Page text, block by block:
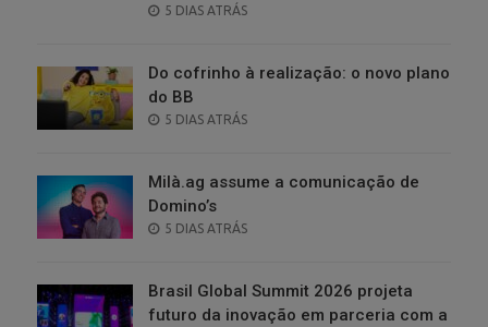
POSTED
5 DIAS ATRÁS
Do cofrinho à realização: o novo plano
do BB
POSTED
5 DIAS ATRÁS
Milà.ag assume a comunicação de
Domino’s
POSTED
5 DIAS ATRÁS
Brasil Global Summit 2026 projeta
futuro da inovação em parceria com a